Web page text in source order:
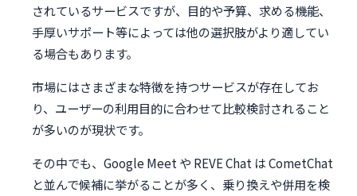
されているサービスですが、目的や予算、求める機能、
手厚いサポート等によっては他の選択肢がより適してい
る場合もあります。
市場にはさまざまな特徴を持つサービスが存在してお
り、ユーザーの利用目的に合わせて比較検討されること
が多いのが現状です。
その中でも、Google Meet や REVE Chat は CometChat
と並んで候補に挙がることが多く、乗り換えや併用を検